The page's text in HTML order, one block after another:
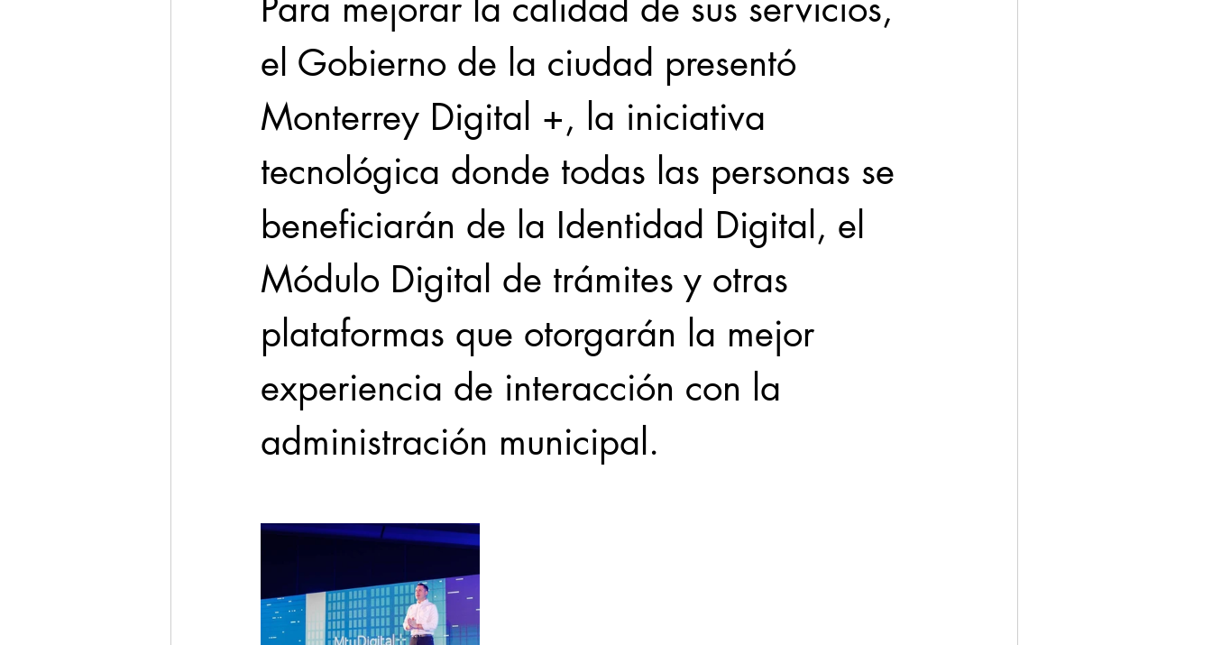
el Gobierno de la ciudad presentó
Monterrey Digital +, la iniciativa
tecnológica donde todas las personas se
beneficiarán de la Identidad Digital, el
Módulo Digital de trámites y otras
plataformas que otorgarán la mejor
experiencia de interacción con la
administración municipal.